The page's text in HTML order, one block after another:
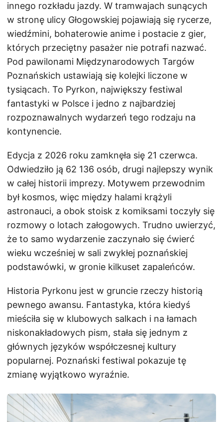
innego rozkładu jazdy. W tramwajach sunących
w stronę ulicy Głogowskiej pojawiają się rycerze,
wiedźmini, bohaterowie anime i postacie z gier,
których przeciętny pasażer nie potrafi nazwać.
Pod pawilonami Międzynarodowych Targów
Poznańskich ustawiają się kolejki liczone w
tysiącach. To Pyrkon, największy festiwal
fantastyki w Polsce i jedno z najbardziej
rozpoznawalnych wydarzeń tego rodzaju na
kontynencie.
Edycja z 2026 roku zamknęła się 21 czerwca.
Odwiedziło ją 62 136 osób, drugi najlepszy wynik
w całej historii imprezy. Motywem przewodnim
był kosmos, więc między halami krążyli
astronauci, a obok stoisk z komiksami toczyły się
rozmowy o lotach załogowych. Trudno uwierzyć,
że to samo wydarzenie zaczynało się ćwierć
wieku wcześniej w sali zwykłej poznańskiej
podstawówki, w gronie kilkuset zapaleńców.
Historia Pyrkonu jest w gruncie rzeczy historią
pewnego awansu. Fantastyka, która kiedyś
mieściła się w klubowych salkach i na łamach
niskonakładowych pism, stała się jednym z
głównych języków współczesnej kultury
popularnej. Poznański festiwal pokazuje tę
zmianę wyjątkowo wyraźnie.